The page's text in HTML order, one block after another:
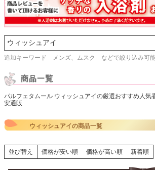
追加キーワード メンズ、ムスク などで絞り込み可
パルフェタムール ウィッシュアイの厳選おすすめ人
安通販
ウィッシュアイの商品一覧
並び替え 価格が安い順 価格が高い順 新着順